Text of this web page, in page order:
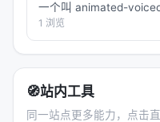
该条目适合归入本
主题 Survey、开源框
沿「检索 → 排序 → 生
相关条目交叉引用
一个叫 animated-
(`s1dashu/animated-
变成了一条端到端的…
1 浏览
🧭站内工具
同一站点更多能力，点击